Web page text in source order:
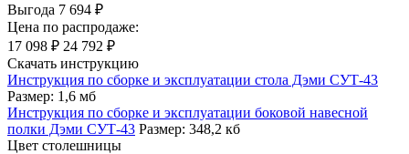
Выгода 7 694 ₽
Цена по распродаже:
17 098 ₽ 24 792 ₽
Скачать инструкцию
Инструкция по сборке и эксплуатации стола Дэми СУТ-43
Размер: 1,6 мб
Инструкция по сборке и эксплуатации боковой навесной
полки Дэми СУТ-43 Размер: 348,2 кб
Цвет столешницы